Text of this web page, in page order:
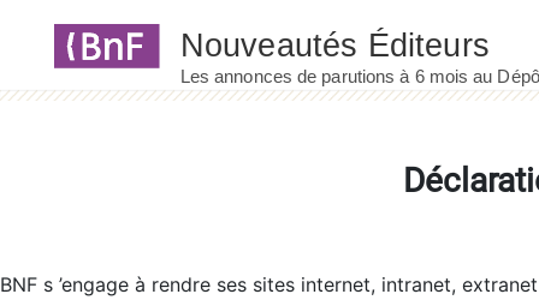
BNF s ’engage à rendre ses sites internet, intranet,